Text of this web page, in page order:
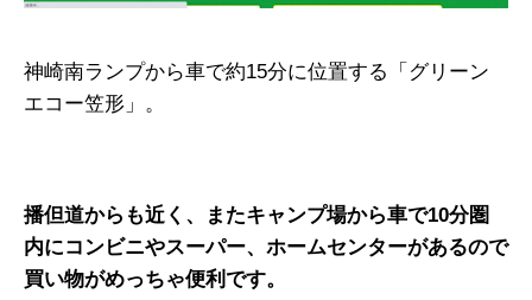
神崎南ランプから車で約15分に位置する「グリーン
エコー笠形」。
播但道からも近く、またキャンプ場から車で10分圏
内にコンビニやスーパー、ホームセンターがあるので
買い物がめっちゃ便利です。